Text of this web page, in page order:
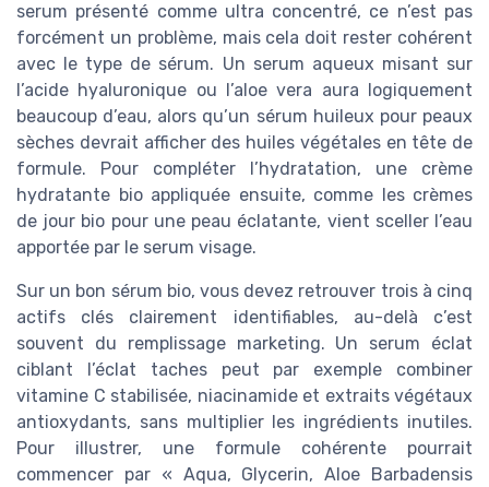
serum présenté comme ultra concentré, ce n’est pas
forcément un problème, mais cela doit rester cohérent
avec le type de sérum. Un serum aqueux misant sur
l’acide hyaluronique ou l’aloe vera aura logiquement
beaucoup d’eau, alors qu’un sérum huileux pour peaux
sèches devrait afficher des huiles végétales en tête de
formule. Pour compléter l’hydratation, une crème
hydratante bio appliquée ensuite, comme les crèmes
de jour bio pour une peau éclatante, vient sceller l’eau
apportée par le serum visage.
Sur un bon sérum bio, vous devez retrouver trois à cinq
actifs clés clairement identifiables, au-delà c’est
souvent du remplissage marketing. Un serum éclat
ciblant l’éclat taches peut par exemple combiner
vitamine C stabilisée, niacinamide et extraits végétaux
antioxydants, sans multiplier les ingrédients inutiles.
Pour illustrer, une formule cohérente pourrait
commencer par « Aqua, Glycerin, Aloe Barbadensis